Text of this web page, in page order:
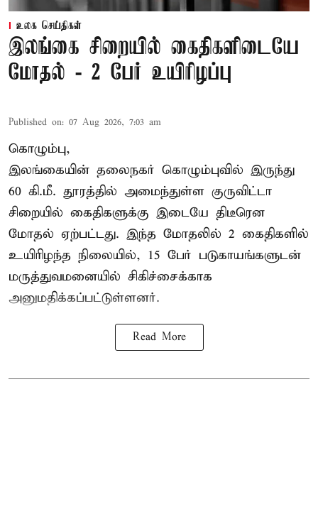
உலக செய்திகள்
இலங்கை சிறையில் கைதிகளிடையே
மோதல் - 2 பேர் உயிரிழப்பு
Published on: 07 Aug 2026, 7:03 am
கொழும்பு,
இலங்கையின் தலைநகர் கொழும்புவில் இருந்து
60 கி.மீ. தூரத்தில் அமைந்துள்ள குருவிட்டா
சிறையில் கைதிகளுக்கு இடையே திடீரென
மோதல் ஏற்பட்டது. இந்த மோதலில் 2 கைதிகளில்
உயிரிழந்த நிலையில், 15 பேர் படுகாயங்களுடன்
மருத்துவமனையில் சிகிச்சைக்காக
அனுமதிக்கப்பட்டுள்ளனர்.
Read More